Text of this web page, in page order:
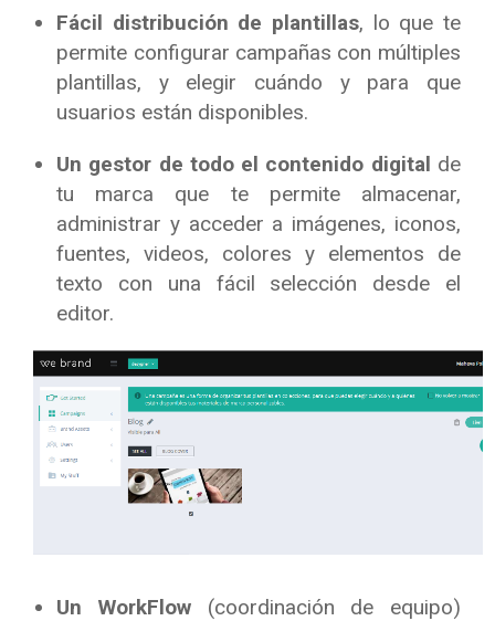
Fácil distribución de plantillas, lo que te
permite configurar campañas con múltiples
plantillas, y elegir cuándo y para que
usuarios están disponibles.
Un gestor de todo el contenido digital de
tu marca que te permite almacenar,
administrar y acceder a imágenes, iconos,
fuentes, videos, colores y elementos de
texto con una fácil selección desde el
editor.
Un WorkFlow (coordinación de equipo)